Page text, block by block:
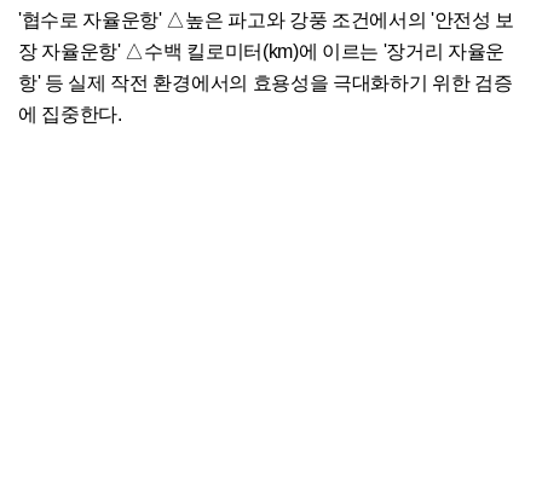
'협수로 자율운항' △높은 파고와 강풍 조건에서의 '안전성 보
장 자율운항' △수백 킬로미터(km)에 이르는 '장거리 자율운
항' 등 실제 작전 환경에서의 효용성을 극대화하기 위한 검증
에 집중한다.